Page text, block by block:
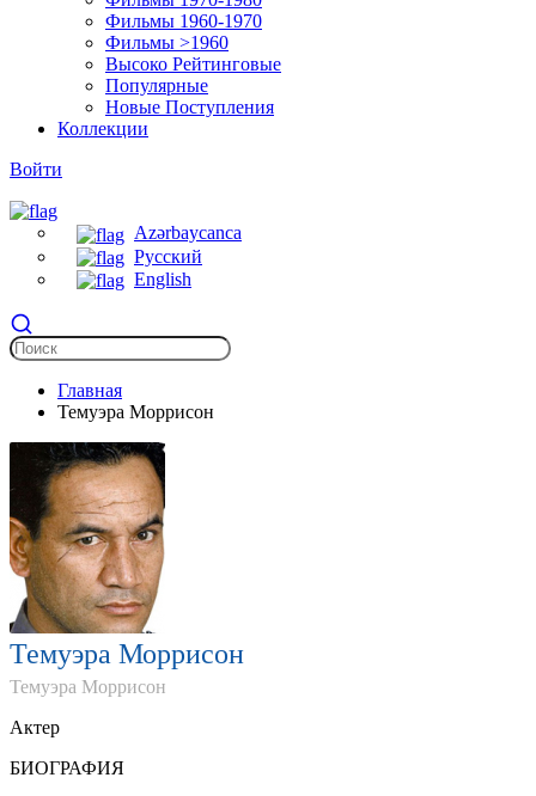
Фильмы 1960-1970
Фильмы >1960
Высоко Рейтинговые
Популярные
Новые Поступления
Коллекции
Войти
Azərbaycanca
Русский
English
Главная
Темуэра Моррисон
Темуэра Моррисон
Темуэра Моррисон
Актер
БИОГРАФИЯ